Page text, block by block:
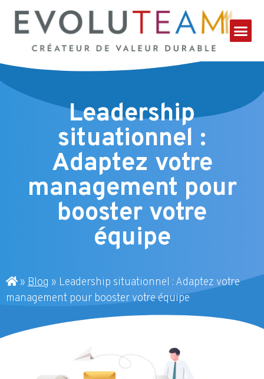
Leadership
situationnel :
Adaptez votre
management pour
booster votre
équipe
» Blog » Leadership situationnel : Adaptez votre
management pour booster votre équipe